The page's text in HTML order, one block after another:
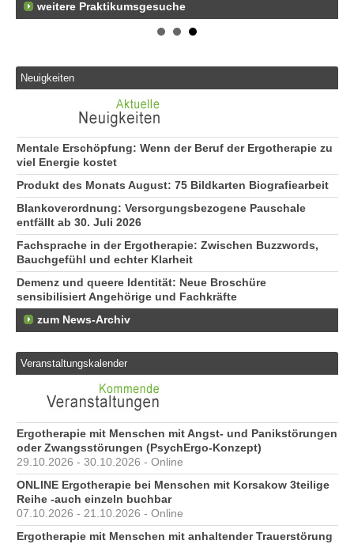
weitere Praktikumsgesuche
Neuigkeiten
Mentale Erschöpfung: Wenn der Beruf der Ergotherapie zu
viel Energie kostet
Produkt des Monats August: 75 Bildkarten Biografiearbeit
Blankoverordnung: Versorgungsbezogene Pauschale
entfällt ab 30. Juli 2026
Fachsprache in der Ergotherapie: Zwischen Buzzwords,
Bauchgefühl und echter Klarheit
Demenz und queere Identität: Neue Broschüre
sensibilisiert Angehörige und Fachkräfte
zum News-Archiv
Veranstaltungskalender
Ergotherapie mit Menschen mit Angst- und Panikstörungen
oder Zwangsstörungen (PsychErgo-Konzept)
29.10.2026 - 30.10.2026 - Online
ONLINE Ergotherapie bei Menschen mit Korsakow 3teilige
Reihe -auch einzeln buchbar
07.10.2026 - 21.10.2026 - Online
Ergotherapie mit Menschen mit anhaltender Trauerstörung